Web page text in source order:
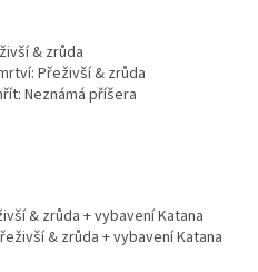
& zrůda
Přeživší & zrůda
Neznámá příšera
& zrůda + vybavení Katana
& zrůda + vybavení Katana